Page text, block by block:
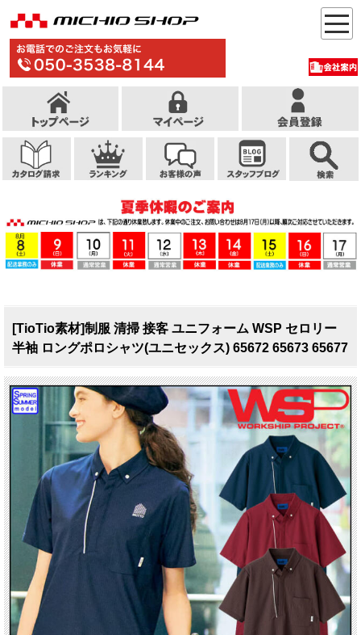
[TioTio素材]制服 清掃 接客 ユニフォーム WSP セロリー
半袖 ロングポロシャツ(ユニセックス) 65672 65673 65677